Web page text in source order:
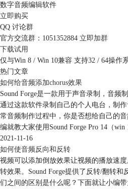
小，可能不会在窗口中转换进度条，转
认保存在原文件之下，不会覆盖原文件。
这是一个将WAV.格式转换为MP3格式后的
如果您的操作对象是一个文件夹，在转
夹内出现一个TXT格式的错误解释，顺
件解释。
数字音频编辑软件
立即购买
QQ 讨论群
官方交流群：1051352884 立即加群
下载试用
仅与Win 8 / Win 10兼容 支持32 / 64操作
热门文章
如何给音频添加chorus效果
Sound Forge是一款用于声音录制，音频
通过这款软件录制自己的个人电台，制
常音频制作过程中，你是否想给自己的
编就教大家使用Sound Forge Pro 14（win
2021-11-16
如何使音频反向和反转
视频可以添加倒放效果让视频的播放速
转效果。Sound Forge提供了反转/翻转
们之间的区别是什么呢？下面就让小编带